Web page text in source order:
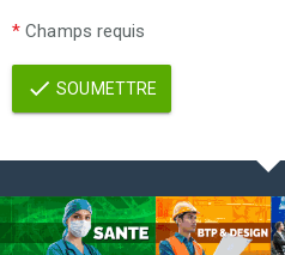
* Champs requis
SOUMETTRE